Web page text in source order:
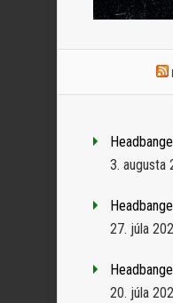
3. augusta
27. júla
20. júla